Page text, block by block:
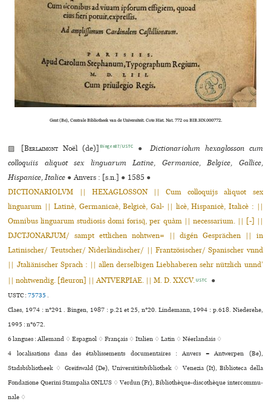
Gent (Be), Centrale Bibliotheek van de Universiteit. Cote Hist. Nat. 772 ou BIB.HN.000772.
▨ [Berlaimont Noël (de)] Bingen87/USTC ●
Dictionariolum hexaglosson cum
colloquiis aliquot sex linguarum Latine, Germanice, Belgice, Gallice,
Hispanice, Italice ● Anvers : [s.n.] ● 1585 ●
DICTIONARIOLVM || HEXAGLOSSON || Cum colloquijs aliquot sex
linguarum || Latinè, Germanicaè, Belgicè, Gal- || licè, Hispanicè, Italicè : ||
Omnibus linguarum studiosis domi forisq̃, per quàm || necessarium. || [-] ||
DJCTJONARJUM/ sampt ettlichen nohtwen= || digén Gesprächen || in
Latinischer/ Teutscher/ Niderländischer/ || Frantzösischer/ Spanischer vnnd
|| Jtaliänischer Sprach : || allen derselbigen Liebhaberen sehr nützlich unnd’
|| nohtwendig. [fleuron] || ANTVERPIAE. || M. D. XXCV. USTC ●
USTC :75735.
Claes, 1974 : n°291 . Bingen, 1987 : p.21 et 25, n°20. Lindemann, 1994 : p.618. Niederehe,
1995 : n°672.
6 langues :Allemand ♢Espagnol ♢Français ♢Italien ♢Latin ♢Néerlandais ♢
4 localisations dans des établissements documentaires : Anvers = Antwerpen (Be),
Stadsbibliotheek ♢ Greifswald (De), Universitätsbibliothek ♢ Venezia (It), Biblioteca della
Fondazione Querini Stampalia ONLUS ♢ Verdun (Fr), Bibliothèque-dis­co­thè­que inter­com­mu­
nale ♢